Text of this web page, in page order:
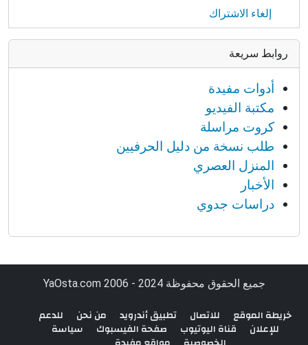
إلغاء الاشتراك
روابط سريعة
أدوات مفيدة
مكتبة الفيديو
كروت مراسلة
طلب نسخة من دليل الحرفيين
المنزل العصري
الأخبار
دراسات جدوي
جميع الحقوق محفوظة YaOsta.com 2006 - 2024
خريطة الموقع للاتصال تطبيق أندرويد من نحن
للدعم
للإعلان
قناة اليوتيوب صفحة الفيسبوك
سياسة